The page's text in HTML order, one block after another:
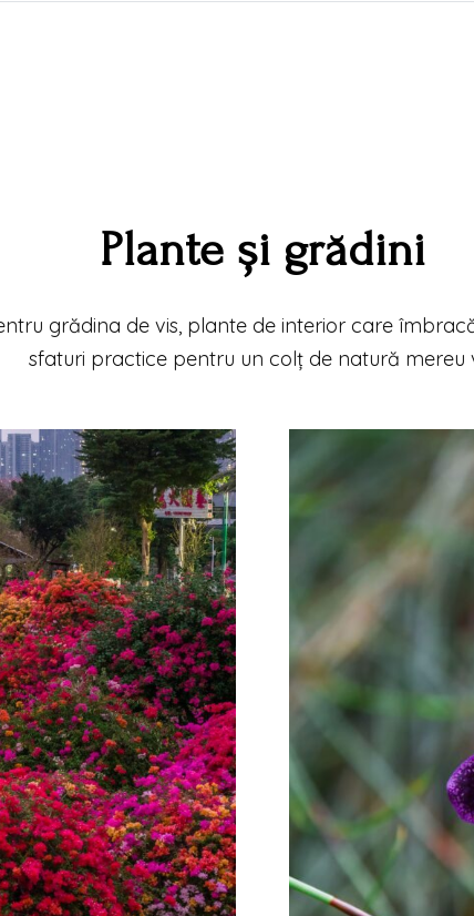
Plante și grădini
grădina de vis, plante de interior care
sfaturi practice pentru un colț de natură mereu